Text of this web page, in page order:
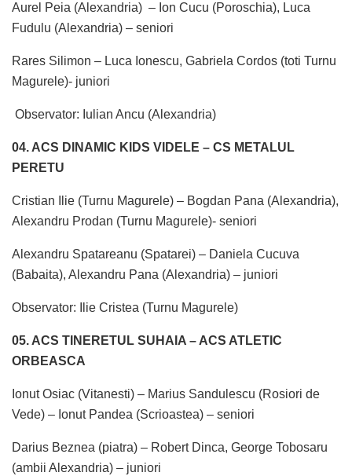
Aurel Peia (Alexandria) – Ion Cucu (Poroschia), Luca
Fudulu (Alexandria) – seniori
Rares Silimon – Luca Ionescu, Gabriela Cordos (toti Turnu
Magurele)- juniori
Observator: Iulian Ancu (Alexandria)
04. ACS DINAMIC KIDS VIDELE – CS METALUL
PERETU
Cristian Ilie (Turnu Magurele) – Bogdan Pana (Alexandria),
Alexandru Prodan (Turnu Magurele)- seniori
Alexandru Spatareanu (Spatarei) – Daniela Cucuva
(Babaita), Alexandru Pana (Alexandria) – juniori
Observator: Ilie Cristea (Turnu Magurele)
05. ACS TINERETUL SUHAIA – ACS ATLETIC
ORBEASCA
Ionut Osiac (Vitanesti) – Marius Sandulescu (Rosiori de
Vede) – Ionut Pandea (Scrioastea) – seniori
Darius Beznea (piatra) – Robert Dinca, George Tobosaru
(ambii Alexandria) – juniori